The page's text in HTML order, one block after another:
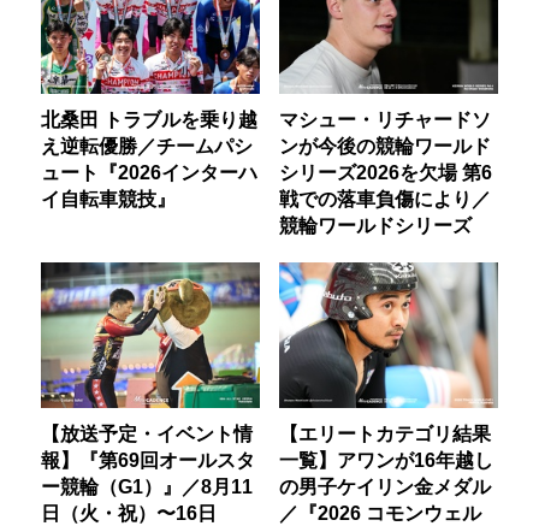
北桑田 トラブルを乗り越
え逆転優勝／チームパシ
ュート『2026インターハ
イ自転車競技』
マシュー・リチャードソ
ンが今後の競輪ワールド
シリーズ2026を欠場 第6
戦での落車負傷により／
競輪ワールドシリーズ
【放送予定・イベント情
報】『第69回オールスタ
ー競輪（G1）』／8月11
日（火・祝）〜16日
【エリートカテゴリ結果
一覧】アワンが16年越し
の男子ケイリン金メダル
／『2026 コモンウェル